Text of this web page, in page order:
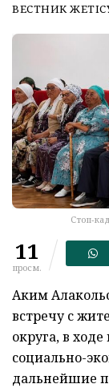
ВЕСТНИК
Стоп-
11
просм.
Аким
встречу с
округа, в
социально-
дальнейшие